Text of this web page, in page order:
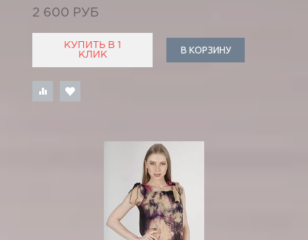
2 600 РУБ
КУПИТЬ В 1
КЛИК
В КОРЗИНУ